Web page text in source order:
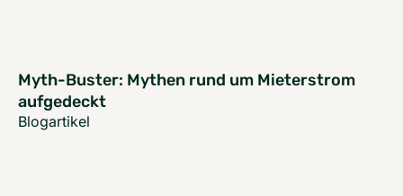
Myth-Buster: Mythen rund um Mieterstrom
aufgedeckt
Blogartikel